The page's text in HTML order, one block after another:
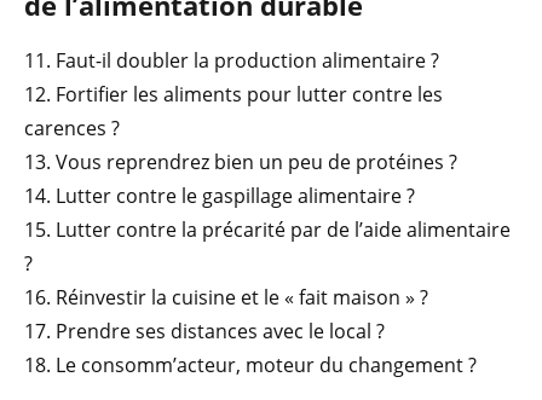
11. Faut-il doubler la production alimentaire ?
12. Fortifier les aliments pour lutter contre les
carences ?
13. Vous reprendrez bien un peu de protéines ?
14. Lutter contre le gaspillage alimentaire ?
15. Lutter contre la précarité par de l’aide alimentaire
?
16. Réinvestir la cuisine et le « fait maison » ?
17. Prendre ses distances avec le local ?
18. Le consomm’acteur, moteur du changement ?